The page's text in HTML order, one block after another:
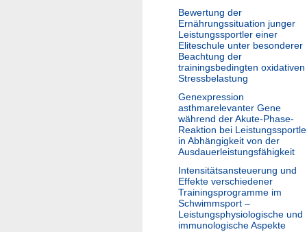
Bewertung der
Ernährungssituation junger
Leistungssportler einer
Eliteschule unter besonderer
Beachtung der
trainingsbedingten oxidativen
Stressbelastung
Genexpression
asthmarelevanter Gene
während der Akute-Phase-
Reaktion bei
in Abhängigkeit von der
Ausdauerleistungsfähigkeit
Intensitätsansteuerung und
Effekte verschiedener
Trainingsprogramme im
Schwimmsport –
Leistungsphysiologische und
immunologische Aspekte